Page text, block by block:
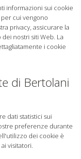
informazioni sui cookie
cui vengono
privacy, assicurare la
nostri siti Web. La
i cookie
di Bertolani
dati statistici sui
preferenze durante
dei cookie è
visitatori.